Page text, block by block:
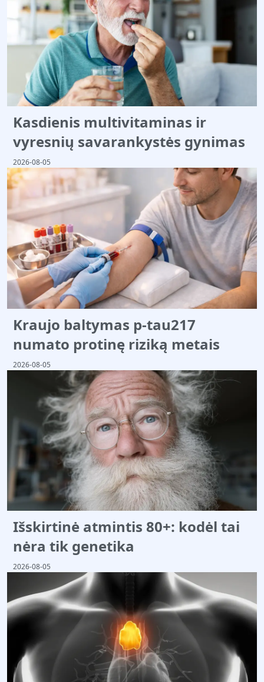
Kasdienis multivitaminas ir
vyresnių savarankystės gynimas
2026-08-05
Kraujo baltymas p-tau217
numato protinę riziką metais
2026-08-05
Išskirtinė atmintis 80+: kodėl tai
nėra tik genetika
2026-08-05